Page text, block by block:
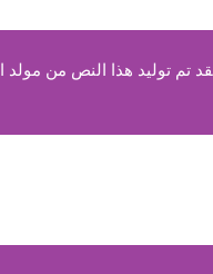
توليد هذا النص من مولد